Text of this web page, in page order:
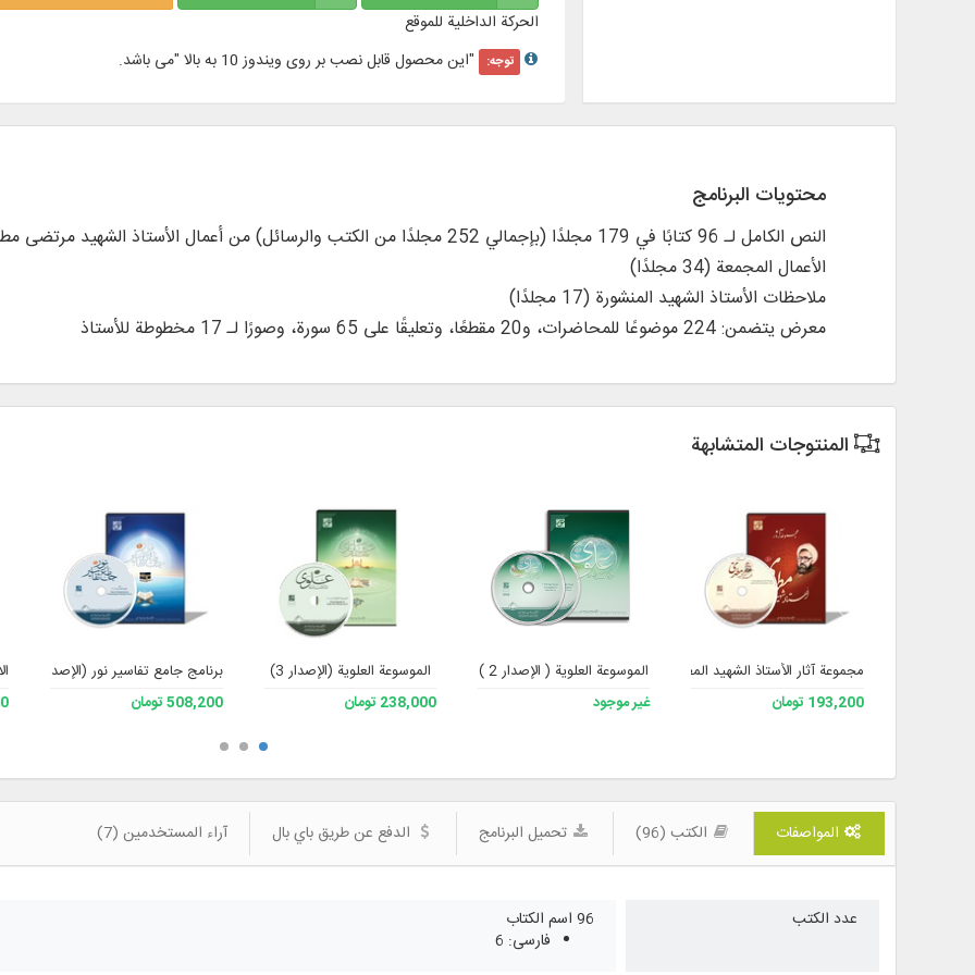
الحركة الداخلية للموقع
توجه: "این محصول قابل نصب بر روی ویندوز 10 به بالا "می باشد.
محتويات البرنامج
النص الكامل لـ 96 كتابًا في 179 مجلدًا (بإجمالي 252 مجلدًا من الكتب والرسائل) من أعمال الأستاذ الشهيد مرتضى مطهري (رضي الله عنه)، بما في ذلك:
الأعمال المجمعة (34 مجلدًا)
ملاحظات الأستاذ الشهيد المنشورة (17 مجلدًا)
معرض يتضمن: 224 موضوعًا للمحاضرات، و20 مقطعًا، وتعليقًا على 65 سورة، وصورًا لـ 17 مخطوطة للأستاذ
المنتوجات المتشابهة
مجموعة آثار الأستاذ الشهيد المطهري – الإصدار 3
193,200 تومان
الموسوعة العلوية ( الإصدار 2 )
غير موجود
الموسوعة العلوية (الإصدار 3)
238,000 تومان
برنامج جامع تفاسير نور (الإصدار 4)
508,200 تومان
المواصفات الكتب (96) تحميل البرنامج الدفع عن طريق باي بال آراء المستخدمين (7)
عدد الكتب
96 اسم الكتاب
فارسی: 6